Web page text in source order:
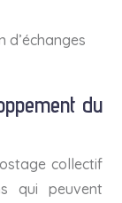
d’échanges
du
collectif
qui peuvent